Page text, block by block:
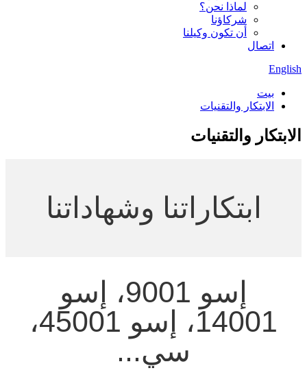
لماذا نحن؟
شركاؤنا
أن تكون وكيلنا
اتصال
English
بيت
الابتكار والتقنيات
الابتكار والتقنيات
ابتكاراتنا وشهاداتنا
إسو 9001، إسو
14001، إسو 45001،
سي...